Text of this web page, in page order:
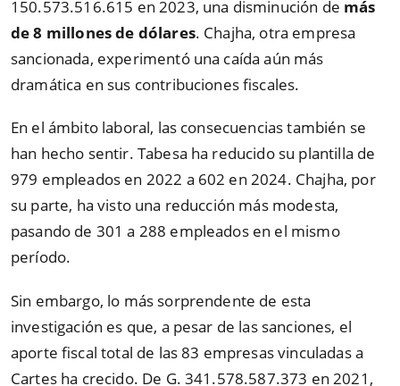
150.573.516.615 en 2023, una disminución de más
de 8 millones de dólares. Chajha, otra empresa
sancionada, experimentó una caída aún más
dramática en sus contribuciones fiscales.
En el ámbito laboral, las consecuencias también se
han hecho sentir. Tabesa ha reducido su plantilla de
979 empleados en 2022 a 602 en 2024. Chajha, por
su parte, ha visto una reducción más modesta,
pasando de 301 a 288 empleados en el mismo
período.
Sin embargo, lo más sorprendente de esta
investigación es que, a pesar de las sanciones, el
aporte fiscal total de las 83 empresas vinculadas a
Cartes ha crecido. De G. 341.578.587.373 en 2021,